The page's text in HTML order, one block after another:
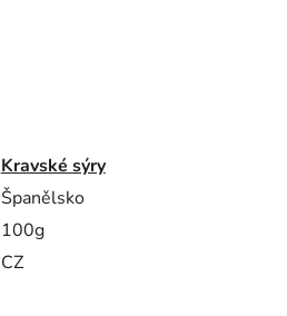
Kravské sýry
Španělsko
100g
CZ